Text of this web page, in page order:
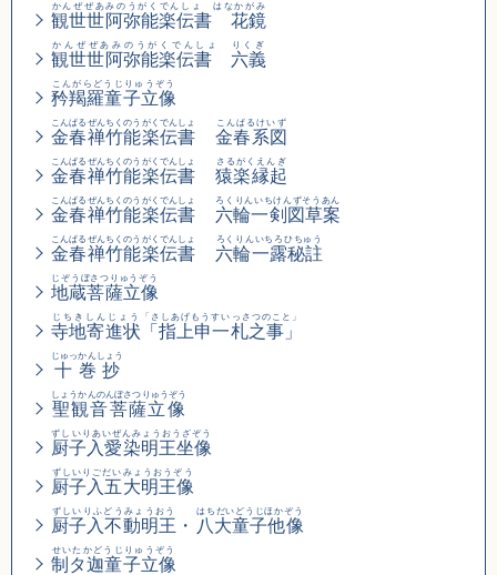
観世世阿弥能楽伝書 花鏡
かんぜぜあみのうがくでんしょ はなかがみ
観世世阿弥能楽伝書 六義
かんぜぜあみのうがくでんしょ りくぎ
矜羯羅童子立像
こんがらどうじりゅうぞう
金春禅竹能楽伝書
こんぱるぜんちくのうがくでんしょ
金春系図
こんぱるけいず
金春禅竹能楽伝書
こんぱるぜんちくのうがくでんしょ
猿楽縁起
さるがくえんぎ
金春禅竹能楽伝書
こんぱるぜんちくのうがくでんしょ
六輪一剣図草案
ろくりんいちけんずそうあん
金春禅竹能楽伝書
こんぱるぜんちくのうがくでんしょ
六輪一露秘註
ろくりんいちろひちゅう
地蔵菩薩立像
じぞうぼさつりゅうぞう
寺地寄進状
じちきしんじょう
「指上申一札之事」
「さしあげもうすいっさつのこと」
十巻抄
じゅっかんしょう
聖観音菩薩立像
しょうかんのんぼさつりゅうぞう
厨子入愛染明王坐像
ずしいりあいぜんみょうおうざぞう
厨子入五大明王像
ずしいりごだいみょうおうぞう
厨子入不動明王
ずしいりふどうみょうおう
・ 八大童子他像
はちだいどうじほかぞう
制タ迦童子立像
せいたかどうじりゅうぞう